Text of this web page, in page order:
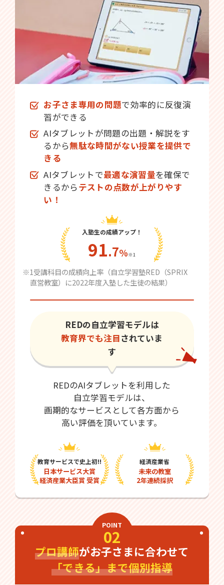
お子さま専用の問題で効率的に反復演
習ができる
AIタブレットが問題の出題・解説をす
るから無駄な時間がない授業を提供で
きる
AIタブレットで最適な演習量を確保で
きるからテストの点数が上がりやす
い！
入塾生の成績アップ！
91.7％※1
※1受講科目の成績向上率（自立学習塾RED（SPRIX
直営教室）に2022年度入塾した生徒の結果）
REDの自立学習モデルは
教育界でも注目されていま
す
REDのAIタブレットを利用した
自立学習モデルは、
画期的なサービスとして各方面から
高い評価を頂いています。
教育サービスで史上初!!
日本サービス大賞
経済産業大臣賞 受賞
経済産業省
未来の教室
2年連続採択
POINT
02
プロ講師がお子さまに合わせて
「できる」まで個別指導